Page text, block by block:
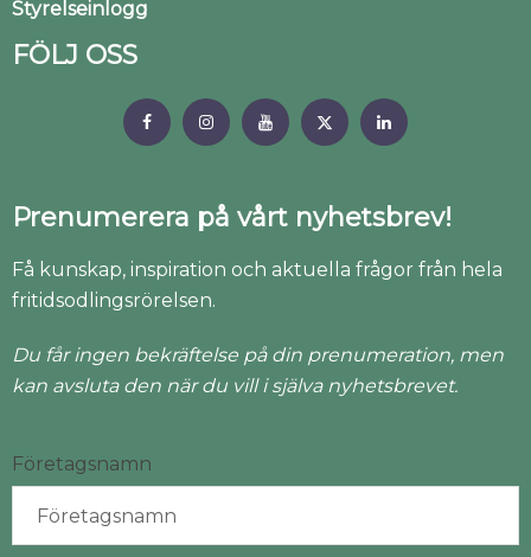
Styrelseinlogg
FÖLJ OSS
Prenumerera på vårt nyhetsbrev!
Få kunskap, inspiration och aktuella frågor från hela
fritidsodlingsrörelsen.
Du får ingen bekräftelse på din prenumeration, men
kan avsluta den när du vill i själva nyhetsbrevet.
Företagsnamn